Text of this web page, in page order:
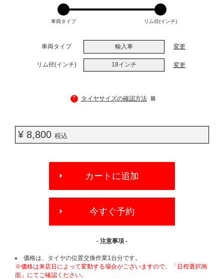
車両タイプ リム径(インチ)
車両タイプ 輸入車 変更
リム径(インチ) 18インチ 変更
? タイヤサイズの確認方法
¥ 8,800 税込
OPTIONS
カートに追加
今すぐ予約
- 注意事項 -
価格は、タイヤの位置交換作業1台分です。
※価格は来店日によって変動する場合がございますので、「日程選択画
面」にてご確認ください。